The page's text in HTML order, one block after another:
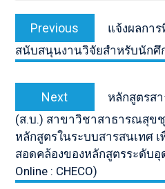
เมนู
นำทาง
เรื่อง
Previous
Previous
post:
แจ้งผลกา
สนับสนุนงานวิจัยสำหรับนักศึ
Next
Next
post:
หลักสูตรส
(ส.บ.) สาขาวิชาสาธารณสุข
หลักสูตรในระบบสารสนเทศ
สอดคล้องของหลักสูตรระดับอุ
Online : CHECO)